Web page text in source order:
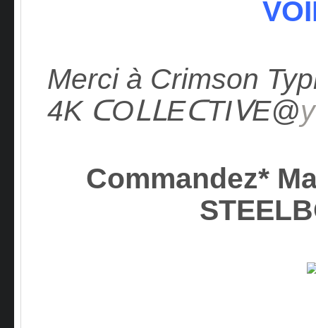
Merci à Crimson
4K ᑕOᒪᒪEᑕTIᐯE@
Commandez*